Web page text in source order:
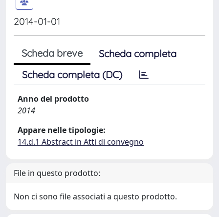
2014-01-01
Scheda breve
Scheda completa
Scheda completa (DC)
Anno del prodotto
2014
Appare nelle tipologie:
14.d.1 Abstract in Atti di convegno
File in questo prodotto:
Non ci sono file associati a questo prodotto.